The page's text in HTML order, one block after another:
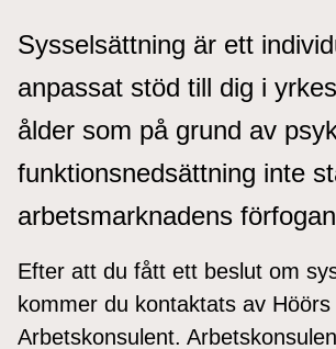
Sysselsättning är ett
anpassat stöd till dig i
ålder som på grund av
funktionsnedsättning inte
arbetsmarknadens
Efter att du fått ett beslut om
kommer du kontaktats av
Arbetskonsulent.